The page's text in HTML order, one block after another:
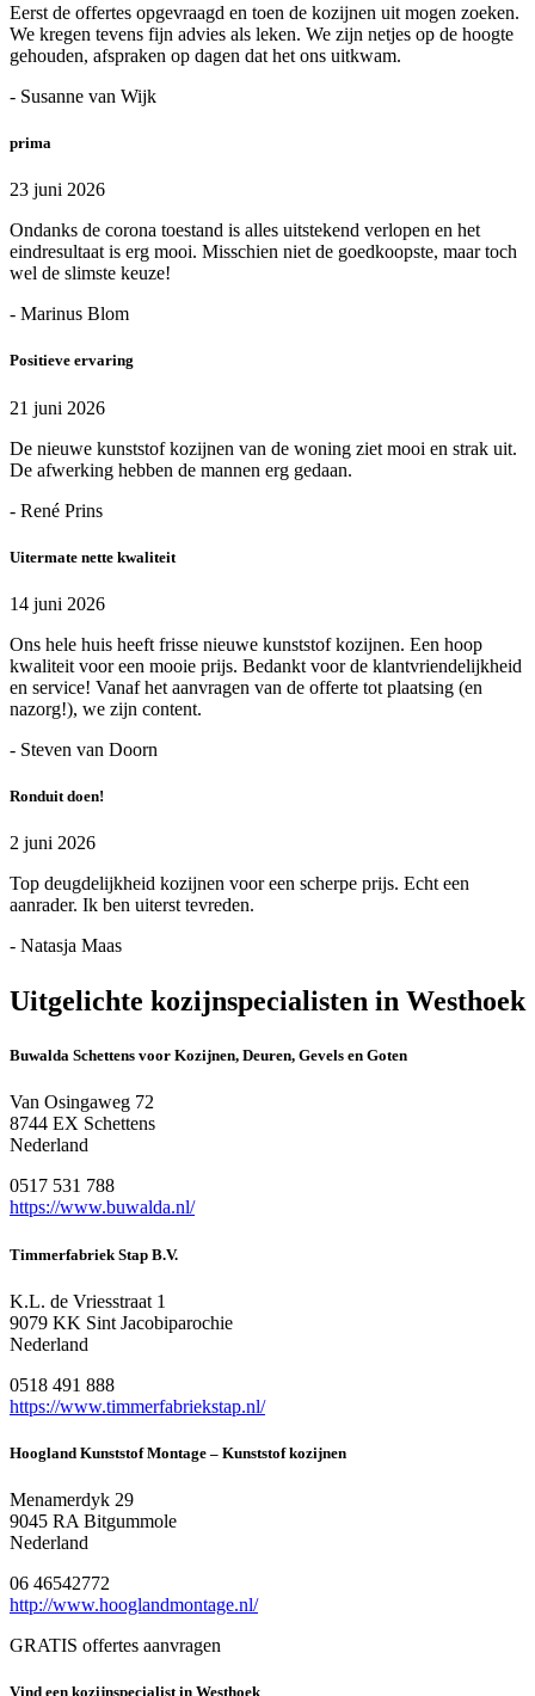
Eerst de offertes opgevraagd en toen de kozijnen uit mogen zoeken.
We kregen tevens fijn advies als leken. We zijn netjes op de hoogte
gehouden, afspraken op dagen dat het ons uitkwam.
- Susanne van Wijk
prima
23 juni 2026
Ondanks de corona toestand is alles uitstekend verlopen en het
eindresultaat is erg mooi. Misschien niet de goedkoopste, maar toch
wel de slimste keuze!
- Marinus Blom
Positieve ervaring
21 juni 2026
De nieuwe kunststof kozijnen van de woning ziet mooi en strak uit.
De afwerking hebben de mannen erg gedaan.
- René Prins
Uitermate nette kwaliteit
14 juni 2026
Ons hele huis heeft frisse nieuwe kunststof kozijnen. Een hoop
kwaliteit voor een mooie prijs. Bedankt voor de klantvriendelijkheid
en service! Vanaf het aanvragen van de offerte tot plaatsing (en
nazorg!), we zijn content.
- Steven van Doorn
Ronduit doen!
2 juni 2026
Top deugdelijkheid kozijnen voor een scherpe prijs. Echt een
aanrader. Ik ben uiterst tevreden.
- Natasja Maas
Uitgelichte kozijnspecialisten in Westhoek
Buwalda Schettens voor Kozijnen, Deuren, Gevels en Goten
Van Osingaweg 72
8744 EX Schettens
Nederland
0517 531 788
https://www.buwalda.nl/
Timmerfabriek Stap B.V.
K.L. de Vriesstraat 1
9079 KK Sint Jacobiparochie
Nederland
0518 491 888
https://www.timmerfabriekstap.nl/
Hoogland Kunststof Montage – Kunststof kozijnen
Menamerdyk 29
9045 RA Bitgummole
Nederland
06 46542772
http://www.hooglandmontage.nl/
GRATIS offertes aanvragen
Vind een kozijnspecialist in Westhoek